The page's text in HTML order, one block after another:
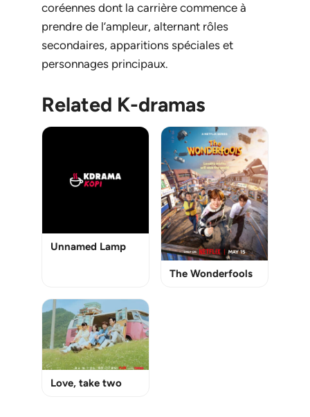
coréennes dont la carrière commence à
prendre de l’ampleur, alternant rôles
secondaires, apparitions spéciales et
personnages principaux.
Related K-dramas
Unnamed Lamp
The Wonderfools
Love, take two